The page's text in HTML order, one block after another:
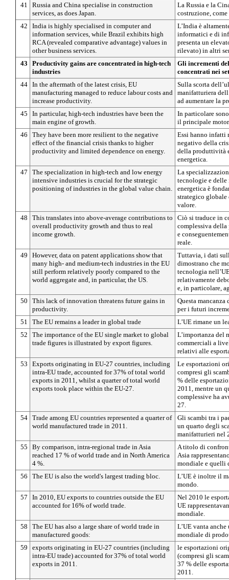
41
Russia and China specialise in construction
services, as does Japan.
La Russia e la
costruzione,
42
India is highly specialised in computer and
information services, while Brazil exhibits high
RCA (revealed comparative advantage) values in
other business services.
L’India è
informatici e di
presenta un
rilevato) in altri
43
Productivity gains are concentrated in high-tech
industries
Gli incrementi
concentrati nei
44 In the aftermath of the latest crisis, EU
manufacturing managed to reduce labour costs and
increase productivity.
Sulla scorta
manifatturiera
ad aumentare la
45
In particular, high-tech industries have been the
main engine of growth.
In particolare
il principale
46
They have been more resilient to the negative
effect of the financial crisis thanks to higher
productivity and limited dependence on energy.
Essi hanno infatti
negativo della
della produttività
energetica.
47
The specialization in high-tech and low energy
intensive industries is crucial for the strategic
positioning of industries in the global value chain.
La
tecnologie e delle
energetica è
strategico
valore.
48
This translates into above-average contributions to
overall productivity growth and thus to real
income growth.
Ciò si traduce in
complessiva
e
reale.
49
However, data on patent applications show that
many high- and medium-tech industries in the EU
still perform relatively poorly compared to the
world aggregate and, in particular, the US.
Tuttavia, i dati
dimostrano che
tecnologia
relativamente
e, in particolare,
50
This lack of innovation threatens future gains in
productivity.
Questa
per i futuri
51
The EU remains a leader in global trade
L’UE rimane un
52
The importance of the EU single market to global
trade figures is illustrated by export figures.
L’importanza del
commerciali a
relativi alle
53
Exports originating in EU-27 countries, including
intra-EU trade, accounted for 37% of total world
exports in 2011, whilst a quarter of total world
exports took place within the EU-27.
Le esportazioni
compresi gli
% delle
2011, mentre un
complessive ha
27.
54 Trade among EU countries represented a quarter of
world manufactured trade in 2011.
Gli scambi tra i
un quarto degli
manifatturieri nel
55
By comparison, intra-regional trade in Asia
reached 17 % of world trade and in North America
4 %.
A titolo di
Asia
mondiale e quelli
56
The EU is also the world's largest trading bloc.
L’UE è inoltre il
mondo.
57
In 2010, EU exports to countries outside the EU
accounted for 16% of world trade.
Nel 2010 le
UE
mondiale.
58
The EU has also a large share of world trade in
manufactured goods:
L’UE vanta
mondiale di
59
exports originating in EU-27 countries (including
intra-EU trade) accounted for 37% of total world
exports in 2011.
le esportazioni
(compresi gli
37 % delle
2011.